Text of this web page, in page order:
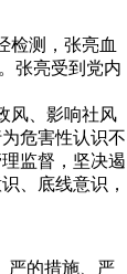
检测，张亮血
张亮受到党内
风、影响社风
危害性认识不
监督，坚决遏
、底线意识，
严的措施、严